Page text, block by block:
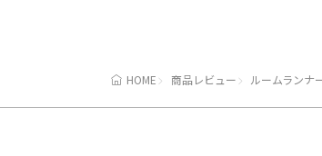
HOME 商品レビュー ルームランナ